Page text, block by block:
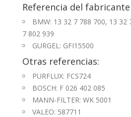
Referencia del
BMW: 13 32 7 788 700, 13 32
7 802 939
GURGEL: GFI15500
Otras referencias:
PURFLUX: FCS724
BOSCH: F 026 402 085
MANN-FILTER: WK 5001
VALEO: 587711